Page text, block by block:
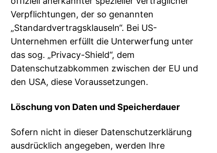
Verpflichtungen, der so genannten
„Standardvertragsklauseln“. Bei US-
Unternehmen erfüllt die Unterwerfung unter
das sog. „Privacy-Shield“, dem
Datenschutzabkommen zwischen der EU und
den USA, diese Voraussetzungen.
Löschung von Daten und Speicherdauer
Sofern nicht in dieser Datenschutzerklärung
ausdrücklich angegeben, werden Ihre